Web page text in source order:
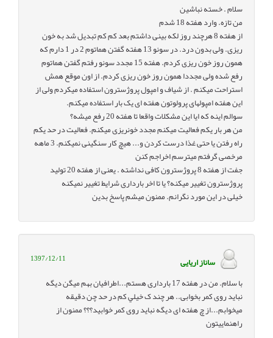
سلام . خسته نباشین
من تازه. وارد هفته 18 شدم
از هفته 8 هرچند روز لکه بینی داشتم بعد کم کم تبدیل شد به خون
ریزی. ولی بدون درد. در سونو 13 هفته گفتن هماتوم 2 در 1 دارم که
همون روز خون ریزی کردم. هفته 15 مجدد سونو رفتم گفتن هماتوم
رفع شده ولی مجددا همون روز خون ریزی کردم. از اون موقع همش
استراحت میکنم . از شیاف و امپول پروژسترون استفاده میکردم ولی از
این هفته امپولهای پرولوتون هفته ای یک بار استفاده میکنم.
سوالم اینه که ایا این مشکلات واقعا تا هفته 20 رفع میشه؟
من هر بار یکم فعالیت میکنم مجدد خونریزی میکنم. فعالیت در حد یکم
راه رفتن یا حتی غذا درست کردن و... هیچ کار سنگینی نمیکنم. 3 ماهه
مرخصی گرفتم میترسم اخراجم کنن
جفت از هفته 8 پروژسترون کافی نداشته . یعنی از هفته 20 تولید
پروژسترون تغییر میکنه؟ یا تا اخر بارداری شرایط تغییر نمیکنه
خیلی در این مورد نگرانم. ممنون میشم پاسخ بدین
ساناز اریایی 1397/12/11
با سلام. من در هفته 17 بارداری هستم...اطرافیان بهم میگن دیگه
نباید روی کمر بخوابی.. هر چند ک خيلي کم در حد چن دقیقه
میخوابم...از چ هفته ای دیگه نباید روی کمر خوابید؟؟؟ ممنون از
راهنماییتون